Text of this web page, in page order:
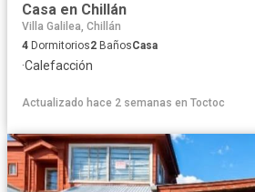
Casa en Chillán
Villa Galilea, Chillán
4 Dormitorios2 BañosCasa
·Calefacción
Actualizado hace 2 semanas en Toctoc